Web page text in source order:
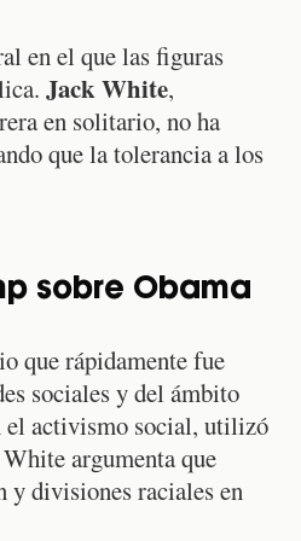
en el que las figuras
Jack White,
en solitario, no ha
que la tolerancia a los
sobre Obama
que rápidamente fue
sociales y del ámbito
el activismo social, utilizó
argumenta que
y divisiones raciales en